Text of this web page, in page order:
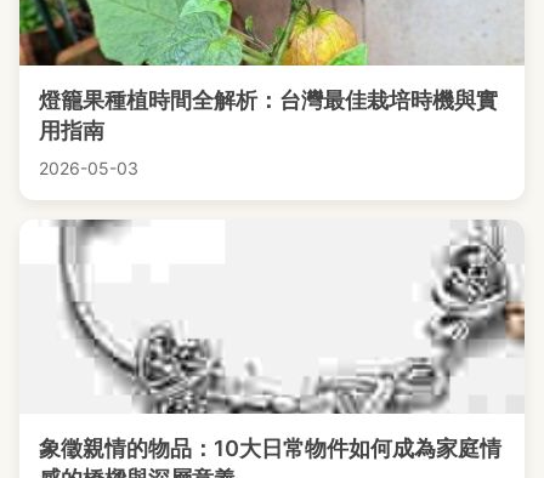
燈籠果種植時間全解析：台灣最佳栽培時機與實
用指南
2026-05-03
象徵親情的物品：10大日常物件如何成為家庭情